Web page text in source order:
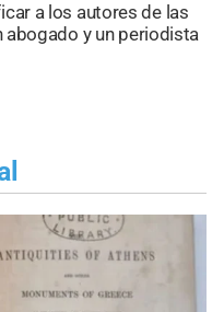
a los autores de las
abogado y un periodista